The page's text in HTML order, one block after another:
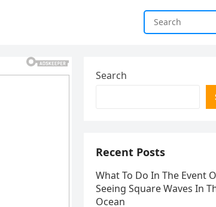
Search
Recent Posts
What To Do In The Event
Seeing Square Waves In
Ocean